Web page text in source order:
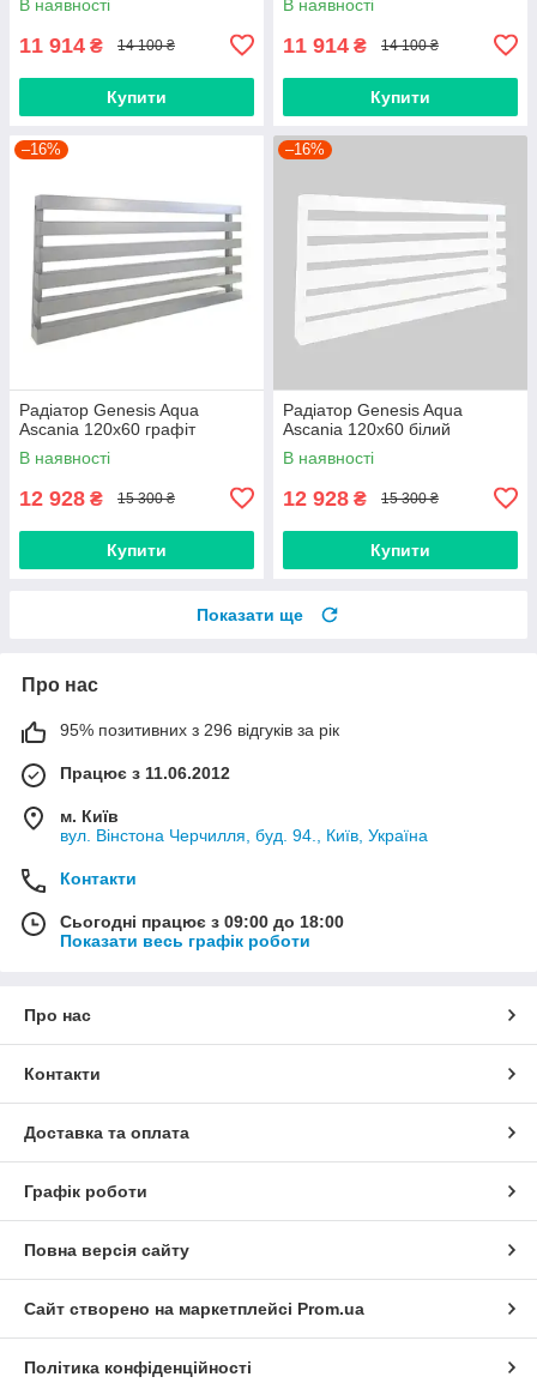
В наявності
11 914 ₴ 14 100 ₴
Купити
В наявності
11 914 ₴ 14 100 ₴
Купити
–16%
Радіатор Genesis Aqua
Ascania 120x60 графіт
В наявності
12 928 ₴ 15 300 ₴
Купити
–16%
Радіатор Genesis Aqua
Ascania 120x60 білий
В наявності
12 928 ₴ 15 300 ₴
Купити
Показати ще
Про нас
95% позитивних з 296 відгуків за рік
Працює з 11.06.2012
м. Київ
вул. Вінстона Черчилля, буд. 94., Київ, Україна
Контакти
Сьогодні працює з 09:00 до 18:00
Показати весь графік роботи
Про нас
Контакти
Доставка та оплата
Графік роботи
Повна версія сайту
Сайт створено на маркетплейсі Prom.ua
Політика конфіденційності